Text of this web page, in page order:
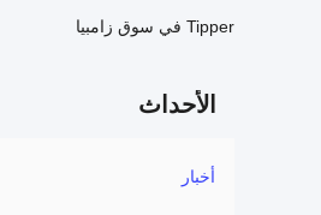
Tipper في سوق زامبيا
الأحداث
أخبار